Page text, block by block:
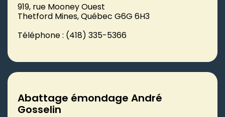
919, rue Mooney Ouest
Thetford Mines, Québec G6G 6H3
Téléphone : (418) 335-5366
Abattage émondage André
Gosselin